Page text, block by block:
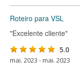
Roteiro para VSL
"Excelente cliente"
5.0
mai. 2023 - mai. 2023